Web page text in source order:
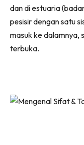
dan di estuaria
pesisir dengan satu
masuk ke dalamnya,
terbuka.